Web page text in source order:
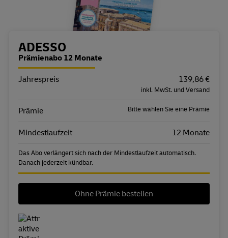
Bestellübersicht
ADESSO
Prämienabo 12 Monate
Eigenschaft
Jahrespreis 139,86 €
inkl. MwSt. und Versand
Prämie Bitte wählen Sie eine Prämie
Mindestlaufzeit 12 Monate
Das Abo verlängert sich nach der Mindestlaufzeit automatisch.
Danach jederzeit kündbar.
Ohne Prämie bestellen